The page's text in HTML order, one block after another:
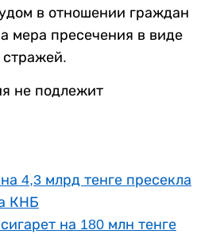
в отношении граждан
мера пресечения в виде
не подлежит
4,3 млрд тенге пресекла
КНБ
на 180 млн тенге